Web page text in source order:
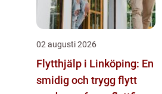
02 augusti 2026
Flytthjälp i Linköping: En
smidig och trygg flytt